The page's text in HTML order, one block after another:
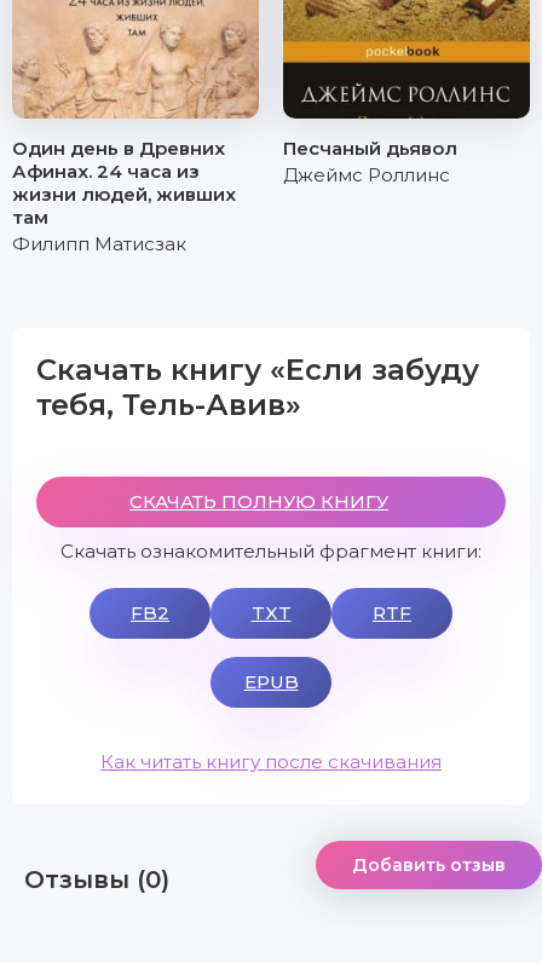
Один день в Древних
Афинах. 24 часа из
жизни людей, живших
там
Филипп Матисзак
Песчаный дьявол
Джеймс Роллинс
Скачать книгу «Если забуду
тебя, Тель-Авив»
СКАЧАТЬ ПОЛНУЮ КНИГУ
Скачать ознакомительный фрагмент книги:
FB2 TXT RTF
EPUB
Как читать книгу после скачивания
Отзывы (0) Добавить отзыв